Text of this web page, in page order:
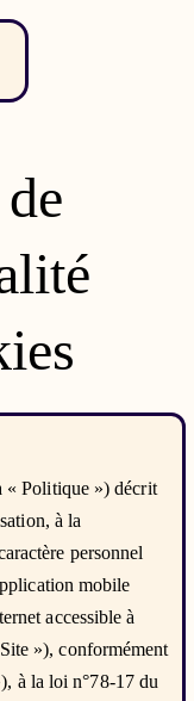
« Politique ») décrit
à la
personnel
mobile
accessible à
»), conformément
à la loi n°78-17 du